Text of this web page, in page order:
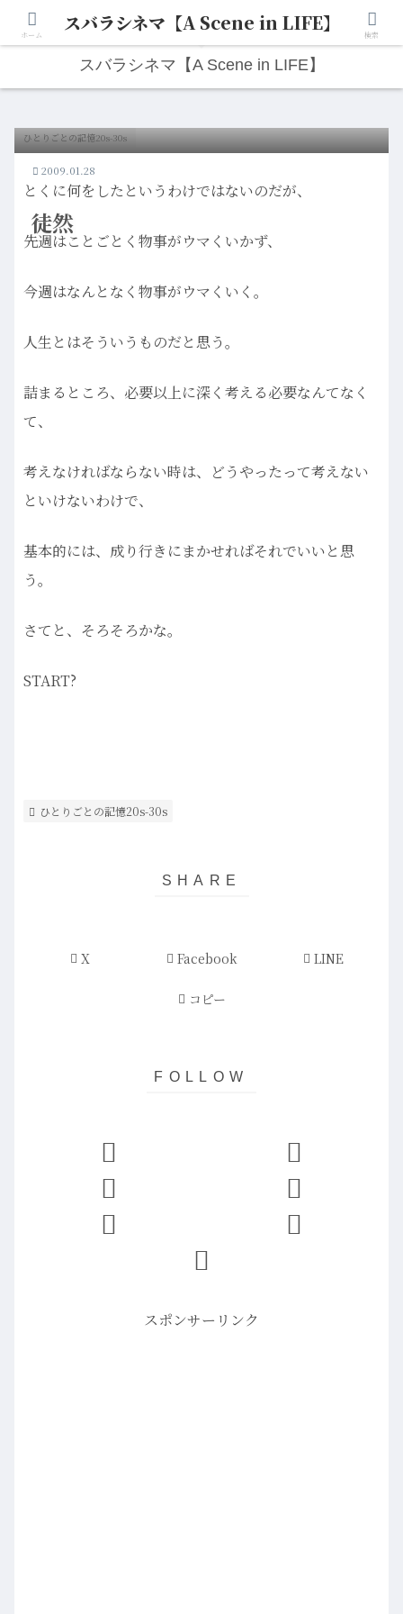
人生は“ひとりごと”から始まる。映画と写真と日々のこと。
スバラシネマ【A Scene in LIFE】
徒然
ひとりごとの記憶20s-30s
2009.01.28
とくに何をしたというわけではないのだが、
先週はことごとく物事がウマくいかず、
今週はなんとなく物事がウマくいく。
人生とはそういうものだと思う。
詰まるところ、必要以上に深く考える必要なんてなく
て、
考えなければならない時は、どうやったって考えない
といけないわけで、
基本的には、成り行きにまかせればそれでいいと思
う。
さてと、そろそろかな。
START?
ひとりごとの記憶20s-30s
X Facebook LINE
コピー
スポンサーリンク
ホーム スバラシネマ【A Scene in LIFE】 検索